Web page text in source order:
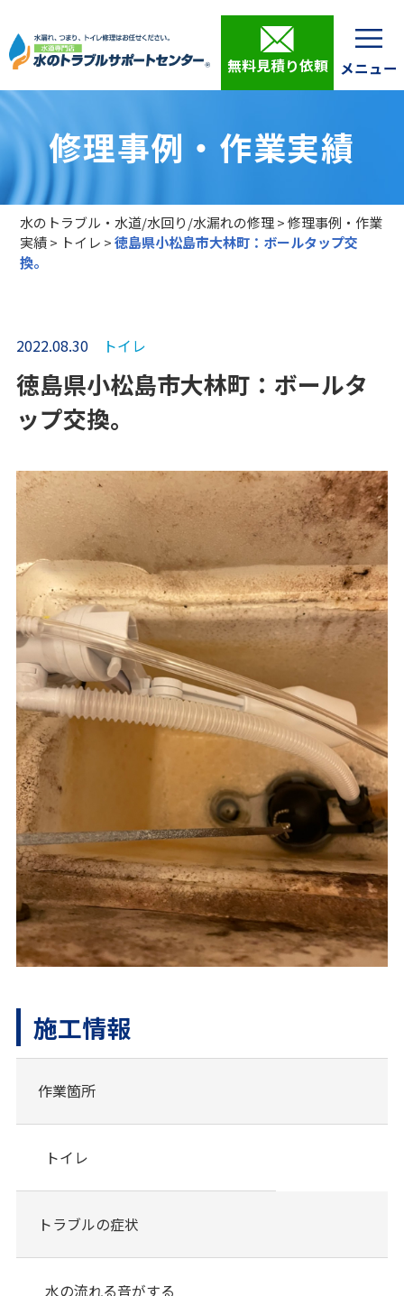
無料見積り依頼
修理事例・作業実績
水のトラブル・水道/水回り/水漏れの修理>修理事例・作業
実績> トイレ >徳島県小松島市大林町：ボールタップ交
換。
2022.08.30 トイレ
徳島県小松島市大林町：ボールタ
ップ交換。
施工情報
作業箇所
トイレ
トラブルの症状
水の流れる音がする